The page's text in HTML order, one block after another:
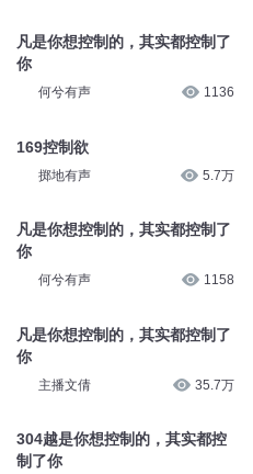
凡是你想控制的，其实都控制了
你
何兮有声 1136
169控制欲
掷地有声 5.7万
凡是你想控制的，其实都控制了
你
何兮有声 1158
凡是你想控制的，其实都控制了
你
主播文倩 35.7万
304越是你想控制的，其实都控
制了你